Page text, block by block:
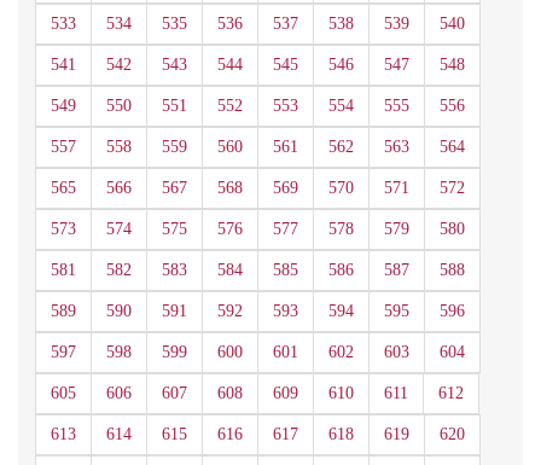
533 534 535 536 537 538 539 540
541 542 543 544 545 546 547 548
549 550 551 552 553 554 555 556
557 558 559 560 561 562 563 564
565 566 567 568 569 570 571 572
573 574 575 576 577 578 579 580
581 582 583 584 585 586 587 588
589 590 591 592 593 594 595 596
597 598 599 600 601 602 603 604
605 606 607 608 609 610 611 612
613 614 615 616 617 618 619 620